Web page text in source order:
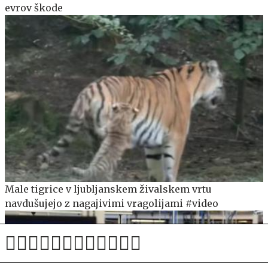
evrov škode
Male tigrice v ljubljanskem živalskem vrtu
navdušujejo z nagajivimi vragolijami #video